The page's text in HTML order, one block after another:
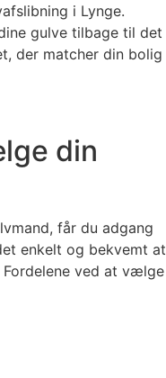
i Lynge.
gulve tilbage til det
der matcher din bolig
din
får du adgang
enkelt og bekvemt at
ved at vælge